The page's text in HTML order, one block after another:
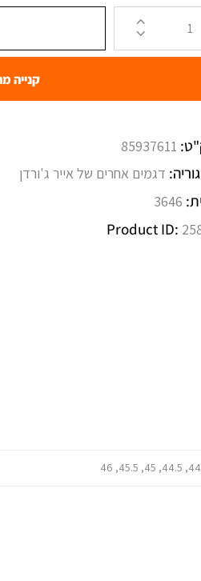
קנייה
85937611
דגמים אחרים של אייר ג'ורדן
3646
Product ID: